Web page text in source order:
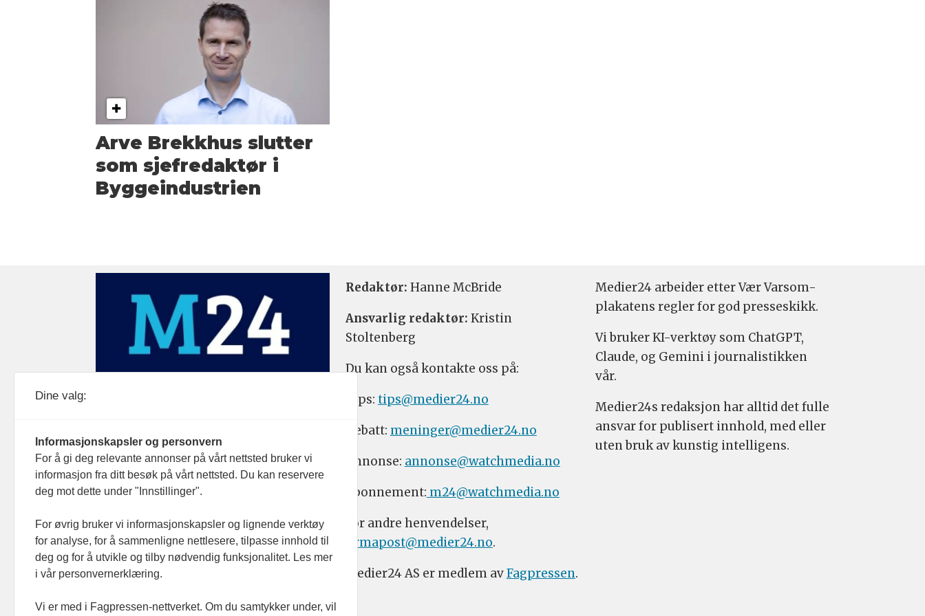
Arve Brekkhus slutter
som sjefredaktør i
Byggeindustrien
Redaktør: Hanne McBride
Ansvarlig redaktør: Kristin
Stoltenberg
Du kan også kontakte oss på:
Tips: tips@medier24.no
Debatt: meninger@medier24.no
Annonse: annonse@watchmedia.no
Abonnement: m24@watchmedia.no
For andre henvendelser,
firmapost@medier24.no.
Medier24 AS er medlem avFagpressen.
Medier24 arbeider etter Vær Varsom-
plakatens regler for god presseskikk.
Vi bruker KI-verktøy som ChatGPT,
Claude, og Gemini i journalistikken
vår.
Medier24s redaksjon har alltid det fulle
ansvar for publisert innhold, med eller
uten bruk av kunstig intelligens.
Dine valg:
Informasjonskapsler og personvern
For å gi deg relevante annonser på vårt nettsted bruker vi
informasjon fra ditt besøk på vårt nettsted. Du kan reservere
deg mot dette under "Innstillinger".
For øvrig bruker vi informasjonskapsler og lignende verktøy
for analyse, for å sammenligne nettlesere, tilpasse innhold til
deg og for å utvikle og tilby nødvendig funksjonalitet. Les mer
i vår personvernerklæring.
Vi er med i Fagpressen-nettverket. Om du samtykker under, vil